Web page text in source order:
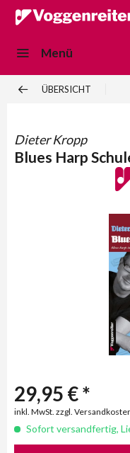
Menü
ÜBERSICHT
Dieter Kropp
Blues Harp
29,95 € *
inkl. MwSt. zzgl.
Sofort versandfertig,